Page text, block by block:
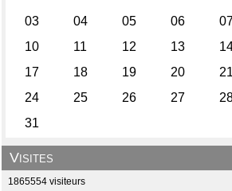
Visites
1865554 visiteurs